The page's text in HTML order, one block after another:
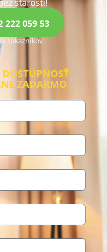
starostí!
222 059 53
zákazníkov
ZADARMO